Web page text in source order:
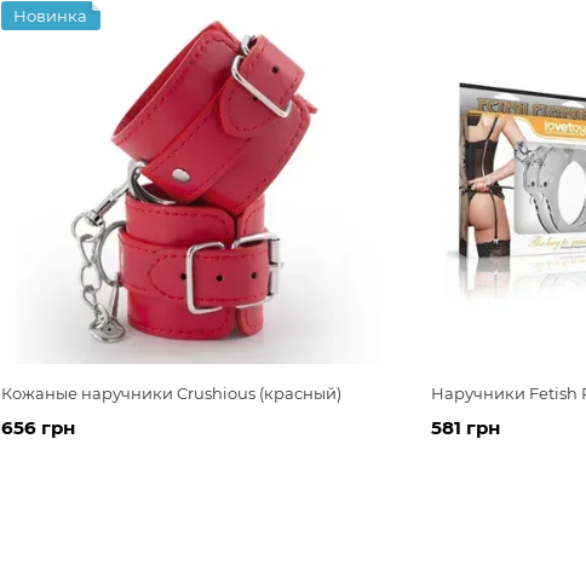
Новинка
Кожаные наручники Crushious (красный)
656 грн
Наручники Fetish
581 грн